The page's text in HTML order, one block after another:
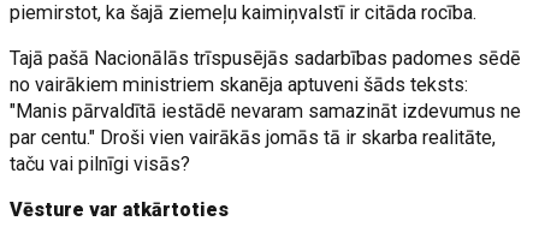
piemirstot, ka šajā ziemeļu kaimiņvalstī ir citāda rocība.
Tajā pašā Nacionālās trīspusējās sadarbības padomes sēdē
no vairākiem ministriem skanēja aptuveni šāds teksts:
"Manis pārvaldītā iestādē nevaram samazināt izdevumus ne
par centu." Droši vien vairākās jomās tā ir skarba realitāte,
taču vai pilnīgi visās?
Vēsture var atkārtoties